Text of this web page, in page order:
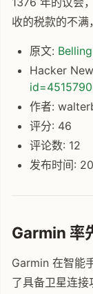
收的税款的不满
原文:
Hacker
作者:
评分: 46
评论数: 12
发布时间:
Garmin 率
Garmin 在智能
了具备卫星连